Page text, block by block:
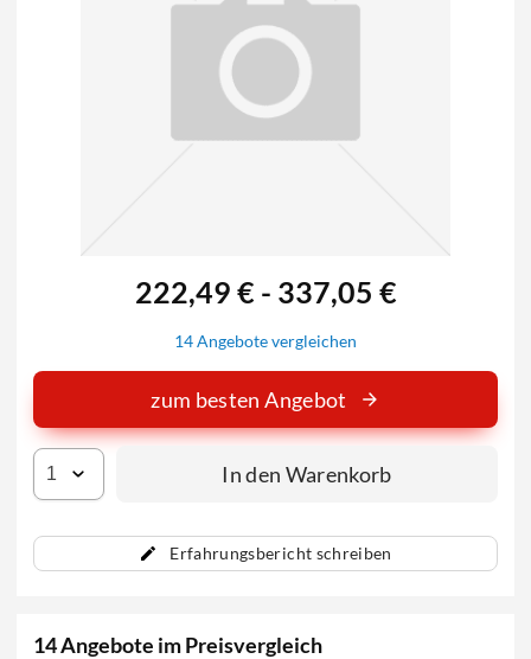
Erfahrungsbericht schreiben
222,49 € - 337,05 €
14 Angebote vergleichen
zum besten Angebot
In den Warenkorb
14 Angebote im Preisvergleich